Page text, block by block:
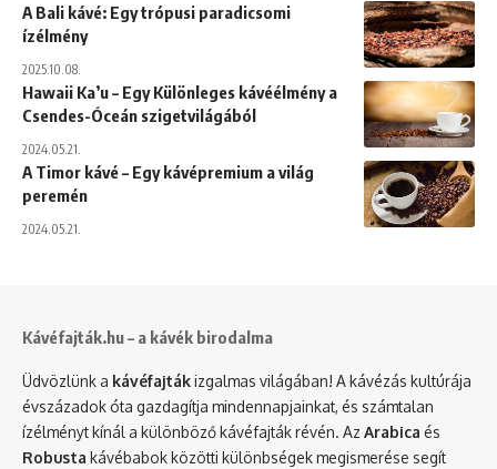
A Bali kávé: Egy trópusi paradicsomi
ízélmény
2025.10.08.
Hawaii Ka’u – Egy Különleges kávéélmény a
Csendes-Óceán szigetvilágából
2024.05.21.
A Timor kávé – Egy kávépremium a világ
peremén
2024.05.21.
Kávéfajták.hu – a kávék birodalma
Üdvözlünk a kávéfajtákizgalmas világában! A kávézás kultúrája
évszázadok óta gazdagítja mindennapjainkat, és számtalan
ízélményt kínál a különböző kávéfajták révén. Az Arabica és
Robusta kávébabok közötti különbségek megismerése segít